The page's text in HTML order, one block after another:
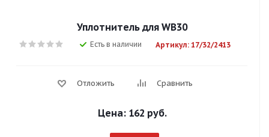
Уплотнитель для WB30
Есть в наличии Артикул: 17/32/2413
Отложить Сравнить
Цена: 162 руб.